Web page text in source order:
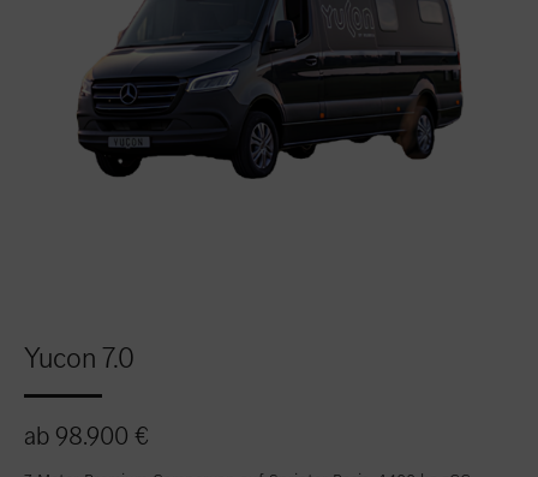
Yucon 7.0
ab 98.900 €